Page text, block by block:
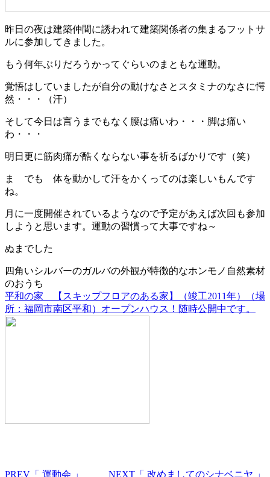
昨日の夜は建築仲間に誘われて建築関係者の集まるフットサ
ルに参加してきました。
もう何年ぶりだろうかってぐらいのまともな運動。
覚悟はしていましたが自分の動けなさとスタミナのなさに愕
然・・・（汗）
そして今日は言うまでもなく腰は痛いわ・・・脚は痛い
わ・・・
明日更に筋肉痛が酷くならない事を祈るばかりです（笑）
ま でも 体を動かして汗をかくってのは楽しいもんです
ね。
月に一度開催されているようなので予定があえば次回も参加
しようと思います。運動の習慣って大事ですね～
ぬまでした
四角いシルバーのガルバの外観が特徴的なホンモノ自然素材
のおうち
平和の家 【スキップフロアのある家】（竣工2011年）（場
所：福岡市南区平和）オープンハウス！随時公開中です。
PREV 「 運動会 」 NEXT 「 改めましてのシナベニヤ 」